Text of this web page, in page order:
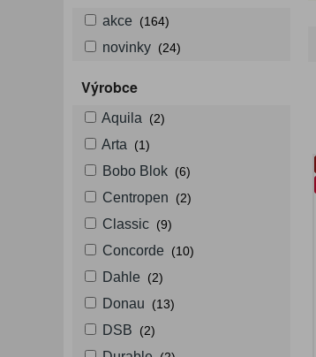
akce (164)
novinky (24)
Výrobce
Aquila (2)
Arta (1)
Bobo Blok (6)
Centropen (2)
Classic (9)
Concorde (10)
Dahle (2)
Donau (13)
DSB (2)